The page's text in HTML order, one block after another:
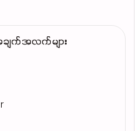
ျက်အလက်များ